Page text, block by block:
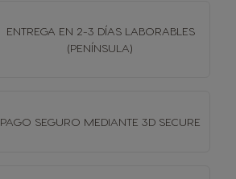
ENTREGA EN 2-3 DÍAS LABORABLES
(PENÍNSULA)
PAGO SEGURO MEDIANTE 3D SECURE